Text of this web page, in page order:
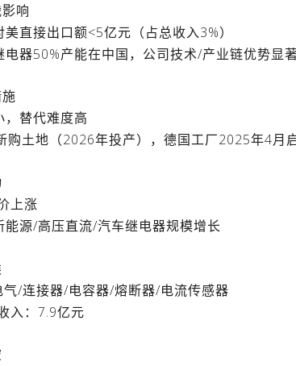
响
直接出口额<5亿元（占总收入3%）
电器50%产能在中国，公司技术/产业链优势显
，替代难度高
购土地（2026年投产），德国工厂2025年4月
上涨
能源/高压直流/汽车继电器规模增长
气/连接器/电容器/熔断器/电流传感器
入：7.9亿元